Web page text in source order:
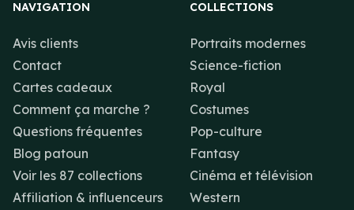
NAVIGATION
Avis clients
Contact
Cartes cadeaux
Comment ça marche ?
Questions fréquentes
Blog patoun
Voir les 87 collections
Affiliation & influenceurs
COLLECTIONS
Portraits modernes
Science-fiction
Royal
Costumes
Pop-culture
Fantasy
Cinéma et télévision
Western